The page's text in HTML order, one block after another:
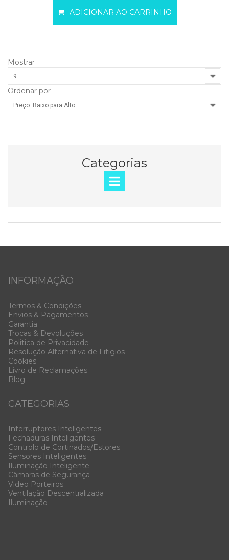
ADICIONAR AO CARRINHO
Mostrar
9
Ordenar por
Preço: Baixo para Alto
Categorias
INFORMAÇÃO
Termos & Condições
Envios & Pagamentos
Garantia
Trocas & Devoluções
Politica de Privacidade
Resolução Alternativa de Litigios
Cookies
Livro de Reclamações
Blog
CATEGORIAS
Interruptores Inteligentes
Fechaduras Inteligentes
Controlo de Cortinados/Estores
Sensores Inteligentes
Iluminação Inteligente
Câmaras de Segurança
Video Porteiros
Ventilação Descentralizada
Iluminação